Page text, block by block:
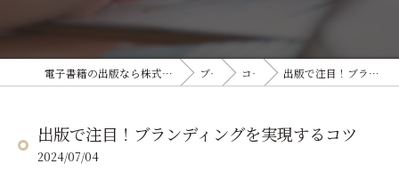
電子書籍の出版なら株式会社ちょんまげコーポレーション ブログ コラム 出版で注目！ブランディングを実現するコツ
出版で注目！ブランディングを実現するコツ
2024/07/04